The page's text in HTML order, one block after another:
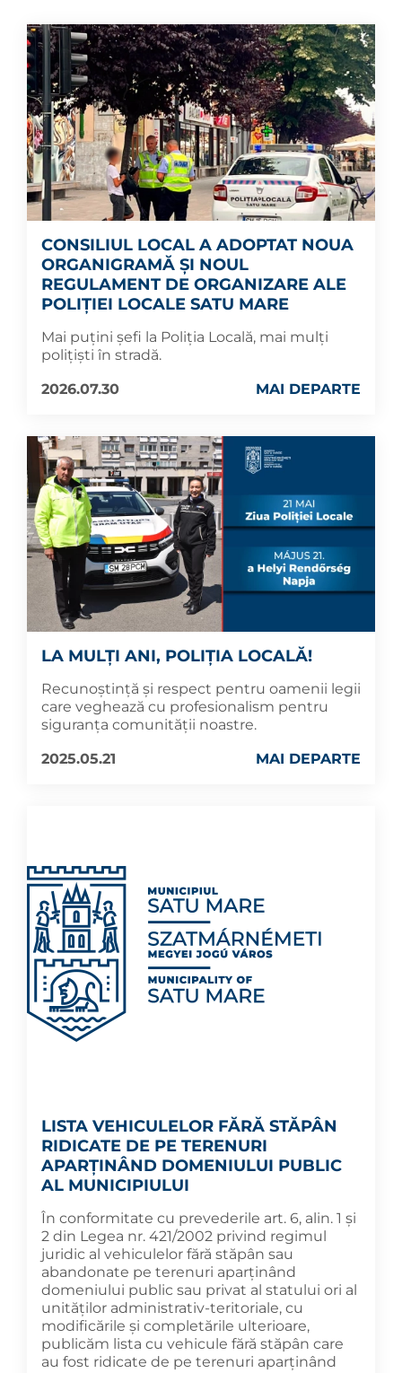
CONSILIUL LOCAL A ADOPTAT NOUA
ORGANIGRAMĂ ȘI NOUL
REGULAMENT DE ORGANIZARE ALE
POLIȚIEI LOCALE SATU MARE
Mai puțini șefi la Poliția Locală, mai mulți
polițiști în stradă.
2026.07.30
MAI DEPARTE
LA MULȚI ANI, POLIȚIA LOCALĂ!
Recunoștință și respect pentru oamenii legii
care veghează cu profesionalism pentru
siguranța comunității noastre.
2025.05.21
MAI DEPARTE
LISTA VEHICULELOR FĂRĂ STĂPÂN
RIDICATE DE PE TERENURI
APARȚINÂND DOMENIULUI PUBLIC
AL MUNICIPIULUI
În conformitate cu prevederile art. 6, alin. 1 și
2 din Legea nr. 421/2002 privind regimul
juridic al vehiculelor fără stăpân sau
abandonate pe terenuri aparținând
domeniului public sau privat al statului ori al
unităților administrativ-teritoriale, cu
modificările și completările ulterioare,
publicăm lista cu vehicule fără stăpân care
au fost ridicate de pe terenuri aparținând